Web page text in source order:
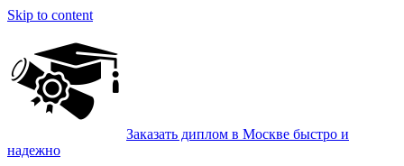
Skip to content
Заказать диплом в Москве быстро и
надежно